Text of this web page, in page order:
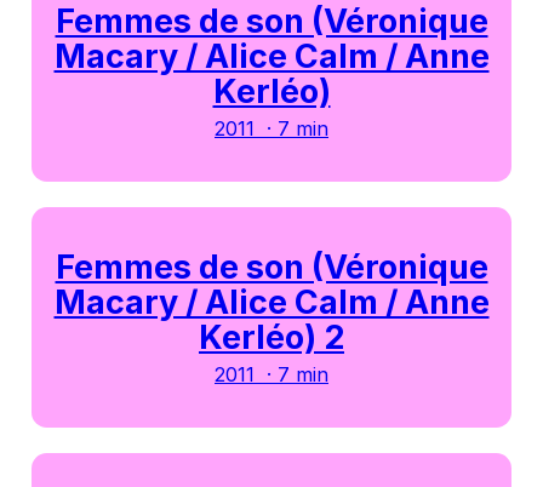
Femmes de son (Véronique
Macary / Alice Calm / Anne
Kerléo)
2011 · 7 min
Femmes de son (Véronique
Macary / Alice Calm / Anne
Kerléo) 2
2011 · 7 min